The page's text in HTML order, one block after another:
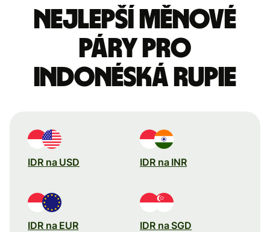
Nejlepší měnové
páry pro
indonéská rupie
IDR na USD IDR na INR
IDR na EUR IDR na SGD